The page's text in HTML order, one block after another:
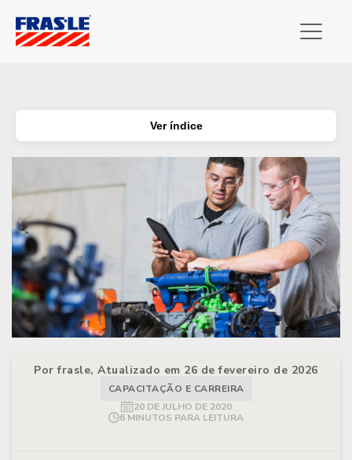
Ver índice
Por frasle, Atualizado em 26 de fevereiro de 2026
CAPACITAÇÃO E CARREIRA
20 DE JULHO DE 2020
6 MINUTOS PARA LEITURA